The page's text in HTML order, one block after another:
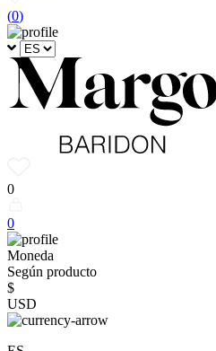
(0)
0
0
Moneda
Según producto
$
USD